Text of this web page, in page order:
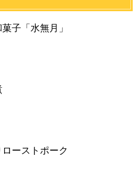
子「水無月」
ーストポーク